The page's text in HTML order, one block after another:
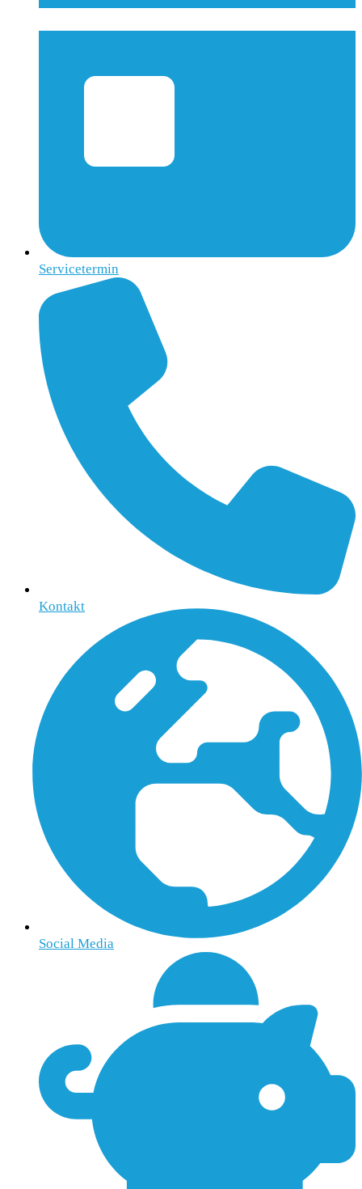
Servicetermin
Kontakt
Social Media